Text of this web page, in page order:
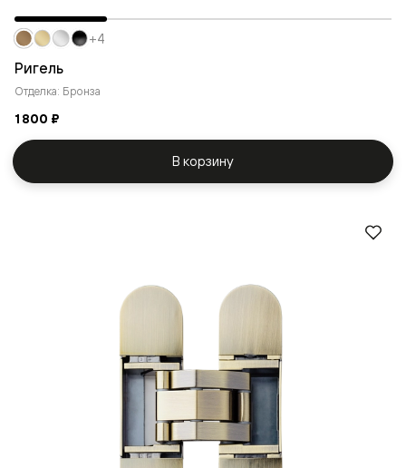
Ригель
Отделка: Бронза
1 800 ₽
+4
В корзину